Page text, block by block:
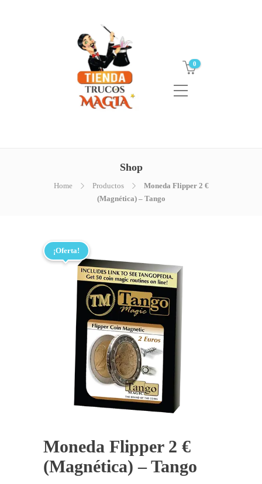
0
Shop
Home Productos
Moneda Flipper 2 €
(Magnética) – Tango
¡Oferta!
Moneda Flipper 2 €
(Magnética) – Tango